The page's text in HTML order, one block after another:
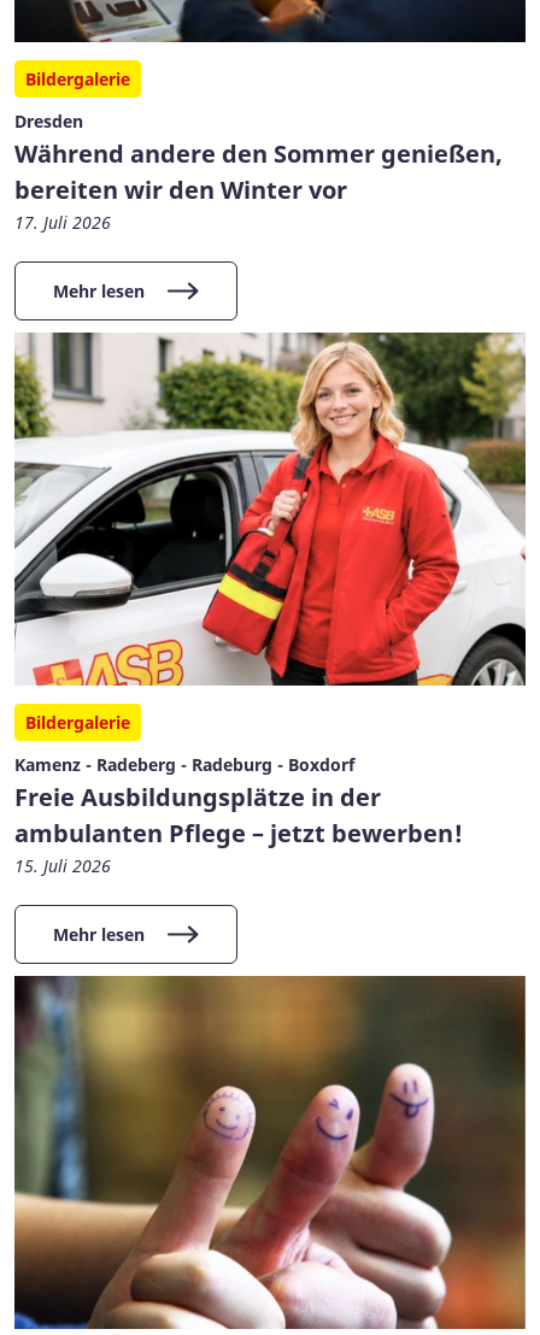
Bildergalerie
Dresden
Während andere den Sommer genießen,
bereiten wir den Winter vor
17. Juli 2026
Mehr lesen
Bildergalerie
Kamenz - Radeberg - Radeburg - Boxdorf
Freie Ausbildungsplätze in der
ambulanten Pflege – jetzt bewerben!
15. Juli 2026
Mehr lesen